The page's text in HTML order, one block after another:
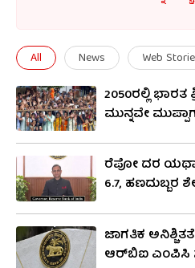
ಆರ್ಥಿಕ ಪರಿಸ್ಥಿತಿಗೆ ಜಿಡಿಪಿ
ನಿರ್ದಿಷ್ಟ ಕಾಲಮಾನದಲ್ಲಿ ಜಿಡಿಪಿ
ಜಿಡಿಪಿ ದರ ಎನ್ನುತ್ತಾರೆ.
ಹೌದು. ಅತಿಹೆಚ್ಚು ಜಿಡಿಪಿ
ಅಮೆರಿಕ ಮೊದಲ ಸ್ಥಾನದಲ್ಲಿ
2023ರಲ್ಲಿ 3 ಟ್ರಿಲಿಯನ್ ಡಾಲರ್
ಭಾರತ 5ನೇ ಸ್ಥಾನದಲ್ಲಿದೆ.
ಟ್ರಿಲಿಯನ್ ಡಾಲರ್​ನಷ್ಟಿದೆ.
ಡಾಲರ್ ಗಡಿ ದಾಟಿದೆ.
All News Web
2050ರಲ್ಲಿ
ಮುನ್ನವೇ
ರೆಪೋ ದರ
6.7, ಹಣದುಬ್ಬರ
ಜಾಗತಿಕ
ಆರ್​ಬಿಐ ಎಂಪಿಸಿ